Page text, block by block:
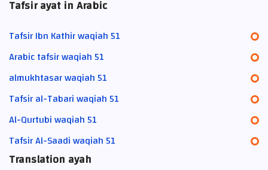
Tafsir ayat in Arabic
Tafsir Ibn Kathir waqiah 51
Arabic tafsir waqiah 51
almukhtasar waqiah 51
Tafsir al-Tabari waqiah 51
Al-Qurtubi waqiah 51
Tafsir Al-Saadi waqiah 51
Translation ayah